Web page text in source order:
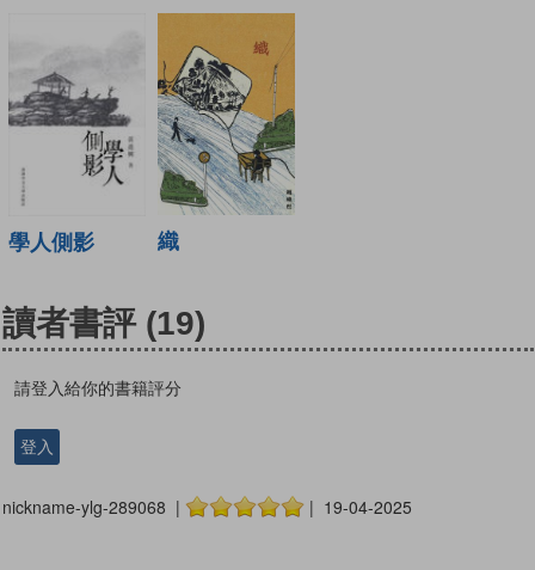
學人側影 織
讀者書評 (19)
請登入給你的書籍評分
登入
nickname-ylg-289068 | | 19-04-2025